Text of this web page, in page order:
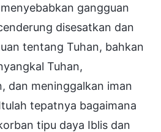
gangguan
disesatkan dan
tentang Tuhan, bahkan
Tuhan,
dan meninggalkan iman
tepatnya bagaimana
tipu daya Iblis dan